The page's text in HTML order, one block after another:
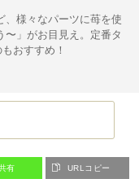
、様々なパーツに苺を使
〜」がお目見え。定番タ
おすすめ！
有 URLコピー